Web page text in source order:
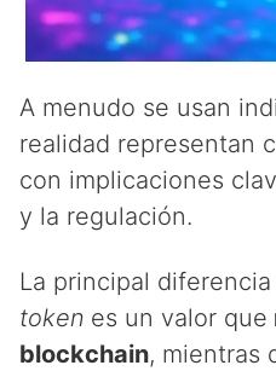
A menudo se usan
realidad representan
con implicaciones
y la regulación.
La principal
token es un valor que
blockchain, mientras